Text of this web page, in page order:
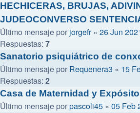
HECHICERAS, BRUJAS,
JUDEOCONVERSO
Último mensaje por jorgefr« 26 Jun
Respuestas: 7
Sanatorio psiquiátrico de
Último mensaje por Requenera3 « 15
Respuestas: 2
Casa de Maternidad y
Último mensaje porpascoli45 « 05 Feb